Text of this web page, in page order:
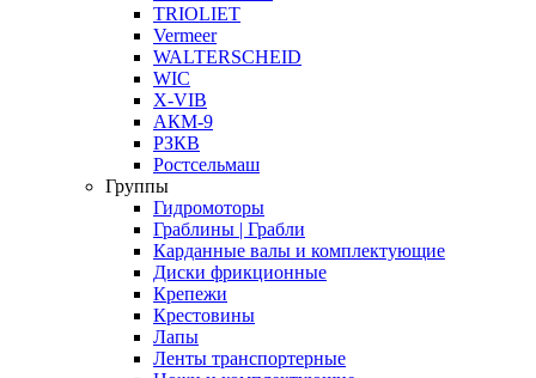
TRIOLIET
Vermeer
WALTERSCHEID
WIC
X-VIB
АКМ-9
РЗКВ
Ростсельмаш
Группы
Гидромоторы
Граблины | Грабли
Карданные валы и комплектующие
Диски фрикционные
Крепежи
Крестовины
Лапы
Ленты транспортерные